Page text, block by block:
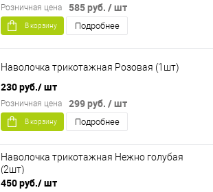
585 руб. / шт
Розничная цена
В корзину Подробнее
Наволочка трикотажная Розовая (1шт)
230 руб./ шт
299 руб. / шт
Розничная цена
В корзину Подробнее
Наволочка трикотажная Нежно голубая
(2шт)
450 руб./ шт